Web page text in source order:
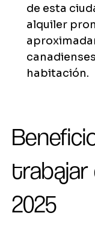
de esta
alquiler
habitación.
trabajar
2025